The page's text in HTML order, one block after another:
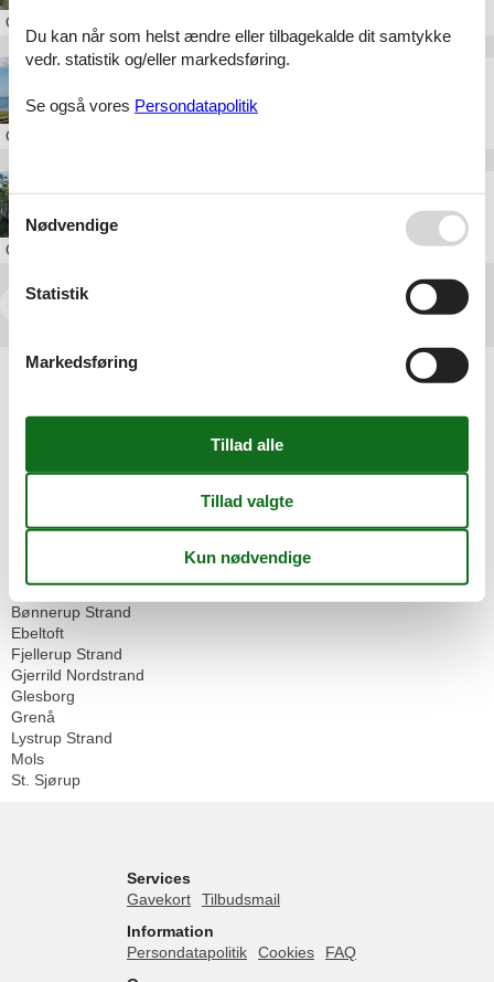
Om
Om
Sommerhus Ebeltoft privat udlejning
Om
<< < > >>
Artikeltyper
Sommerhus
Rejseblog
Geografier
Djursland
Bønnerup Strand
Ebeltoft
Fjellerup Strand
Gjerrild Nordstrand
Glesborg
Grenå
Lystrup Strand
Mols
St. Sjørup
Services
Gavekort
Tilbudsmail
Information
Persondatapolitik
Cookies
FAQ
Du kan når som helst ændre eller tilbagekalde dit samtykke
vedr. statistik og/eller markedsføring.
Se også vores Persondatapolitik
Nødvendige
Statistik
Markedsføring